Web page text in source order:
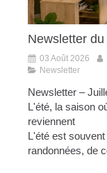
Newsletter
03 Août 2026
Newsletter
Newsletter –
L'été, la saison
reviennent
L'été est
randonnées, de